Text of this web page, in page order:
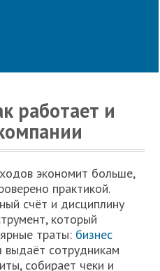
работает и
экономит больше,
практикой.
счёт и дисциплину
который
траты: бизнес
выдаёт сотрудникам
собирает чеки и